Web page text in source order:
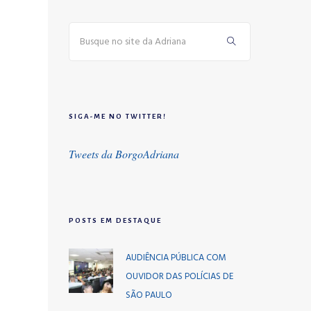
SIGA-ME NO TWITTER!
Tweets da BorgoAdriana
POSTS EM DESTAQUE
AUDIÊNCIA PÚBLICA COM
OUVIDOR DAS POLÍCIAS DE
SÃO PAULO